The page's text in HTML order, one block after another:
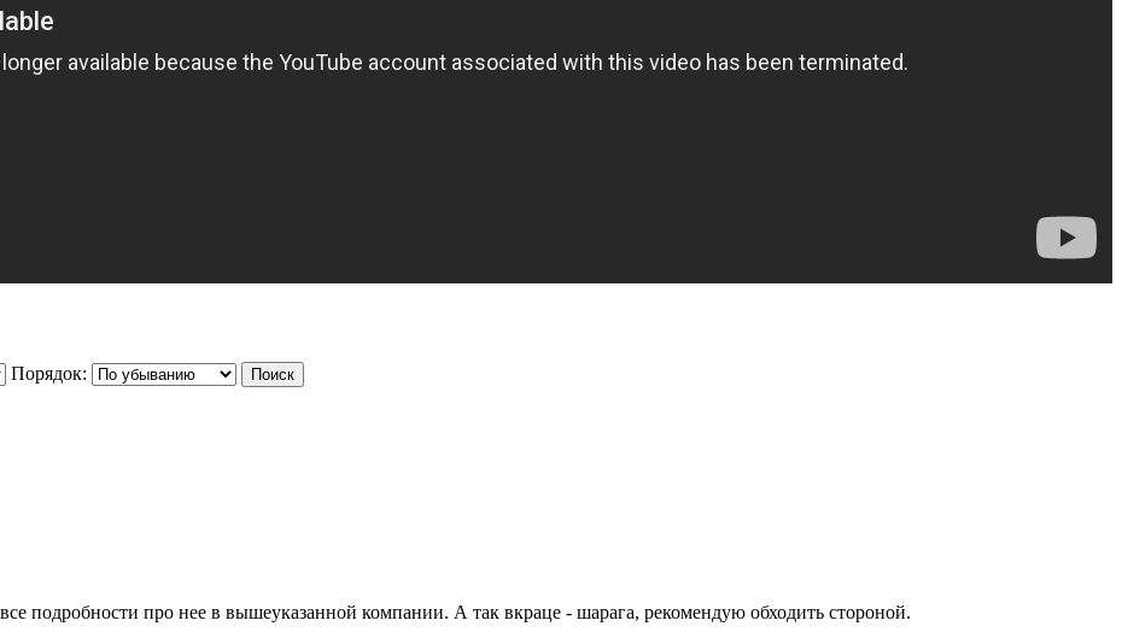
Порядок:
подробности про нее в вышеуказанной компании. А так вкраце - шарага, рекомендую обходить стороной.